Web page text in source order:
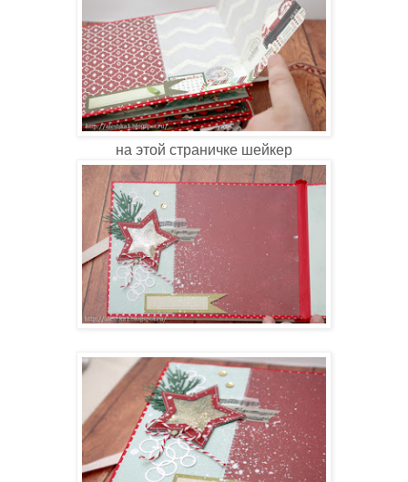
на этой страничке шейкер